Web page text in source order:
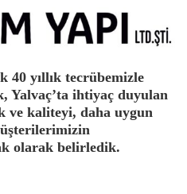
yıllık tecrübemizle
Yalvaç’ta ihtiyaç duyulan
ve kaliteyi, daha uygun
olarak belirledik.